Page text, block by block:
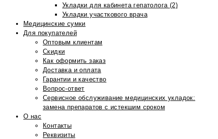
Укладки для кабинета гепатолога (2)
Укладки участкового врача
Медицинские сумки
Для покупателей
Оптовым клиентам
Скидки
Как оформить заказ
Доставка и оплата
Гарантии и качество
Вопрос-ответ
Сервисное обслуживание медицинских укладок:
замена препаратов с истекшим сроком
О нас
Контакты
Реквизиты